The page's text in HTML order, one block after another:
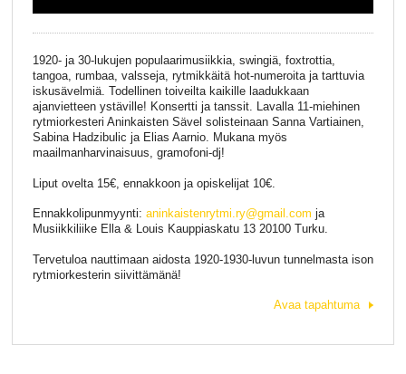
1920- ja 30-lukujen populaarimusiikkia, swingiä, foxtrottia,
tangoa, rumbaa, valsseja, rytmikkäitä hot-numeroita ja tarttuvia
iskusävelmiä. Todellinen toiveilta kaikille laadukkaan
ajanvietteen ystäville! Konsertti ja tanssit. Lavalla 11-miehinen
rytmiorkesteri Aninkaisten Sävel solisteinaan Sanna Vartiainen,
Sabina Hadzibulic ja Elias Aarnio. Mukana myös
maailmanharvinaisuus, gramofoni-dj!
Liput ovelta 15€, ennakkoon ja opiskelijat 10€.
Ennakkolipunmyynti: aninkaistenrytmi.ry@gmail.com ja
Musiikkiliike Ella & Louis Kauppiaskatu 13 20100 Turku.
Tervetuloa nauttimaan aidosta 1920-1930-luvun tunnelmasta ison
rytmiorkesterin siivittämänä!
Avaa tapahtuma